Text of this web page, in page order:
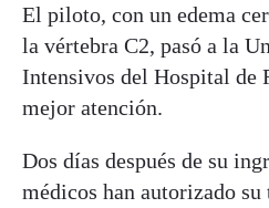
El piloto, con un edema
la vértebra C2, pasó a la
Intensivos del Hospital de
mejor atención.
Dos días después de su
médicos han autorizado su